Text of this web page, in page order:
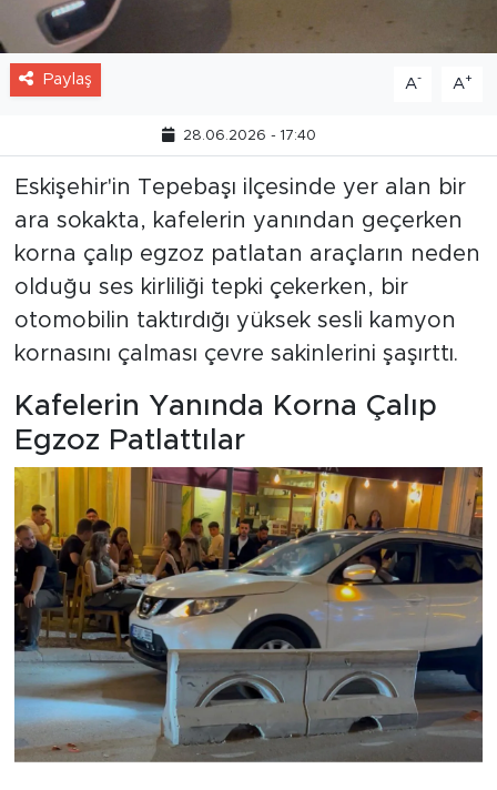
Paylaş A- A+
28.06.2026 - 17:40
Eskişehir'in Tepebaşı ilçesinde yer alan bir
ara sokakta, kafelerin yanından geçerken
korna çalıp egzoz patlatan araçların neden
olduğu ses kirliliği tepki çekerken, bir
otomobilin taktırdığı yüksek sesli kamyon
kornasını çalması çevre sakinlerini şaşırttı.
Kafelerin Yanında Korna Çalıp
Egzoz Patlattılar